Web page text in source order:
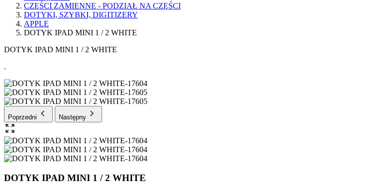
CZĘŚCI ZAMIENNE - PODZIAŁ NA CZĘŚCI
DOTYKI, SZYBKI, DIGITIZERY
APPLE
DOTYK IPAD MINI 1 / 2 WHITE
DOTYK IPAD MINI 1 / 2 WHITE
.
Poprzedni Następny
DOTYK IPAD MINI 1 / 2 WHITE